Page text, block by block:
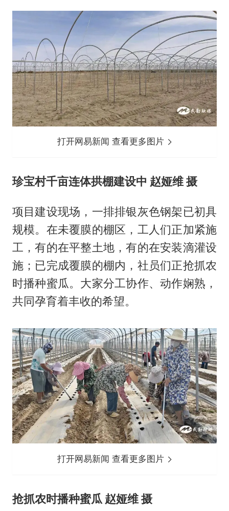
打开网易新闻 查看更多图片
珍宝村千亩连体拱棚建设中 赵娅维 摄
项目建设现场，一排排银灰色钢架已初具
规模。在未覆膜的棚区，工人们正加紧施
工，有的在平整土地，有的在安装滴灌设
施；已完成覆膜的棚内，社员们正抢抓农
时播种蜜瓜。大家分工协作、动作娴熟，
共同孕育着丰收的希望。
打开网易新闻 查看更多图片
抢抓农时播种蜜瓜 赵娅维 摄